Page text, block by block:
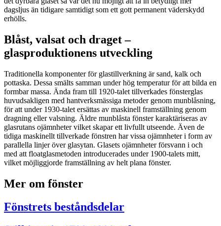
dagsljus än tidigare samtidigt som ett gott permanent väderskydd
erhölls.
Blåst, valsat och draget –
glasproduktionens utveckling
Traditionella komponenter för glastillverkning är sand, kalk och
pottaska. Dessa smälts samman under hög temperatur för att bilda en
formbar massa. Ända fram till 1920-talet tillverkades fönsterglas
huvudsakligen med hantverksmässiga metoder genom munblåsning,
för att under 1930-talet ersättas av maskinell framställning genom
dragning eller valsning. Äldre munblåsta fönster karaktäriseras av
glasrutans ojämnheter vilket skapar ett livfullt utseende. Även de
tidiga maskinellt tillverkade fönstren har vissa ojämnheter i form av
parallella linjer över glasytan. Glasets ojämnheter försvann i och
med att floatglasmetoden introducerades under 1900-talets mitt,
vilket möjliggjorde framställning av helt plana fönster.
Mer om fönster
Fönstrets beståndsdelar